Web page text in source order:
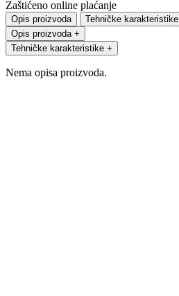
Zaštićeno online plaćanje
Opis proizvoda
Tehničke karakteristike
Opis proizvoda +
Tehničke karakteristike +
Nema opisa proizvoda.